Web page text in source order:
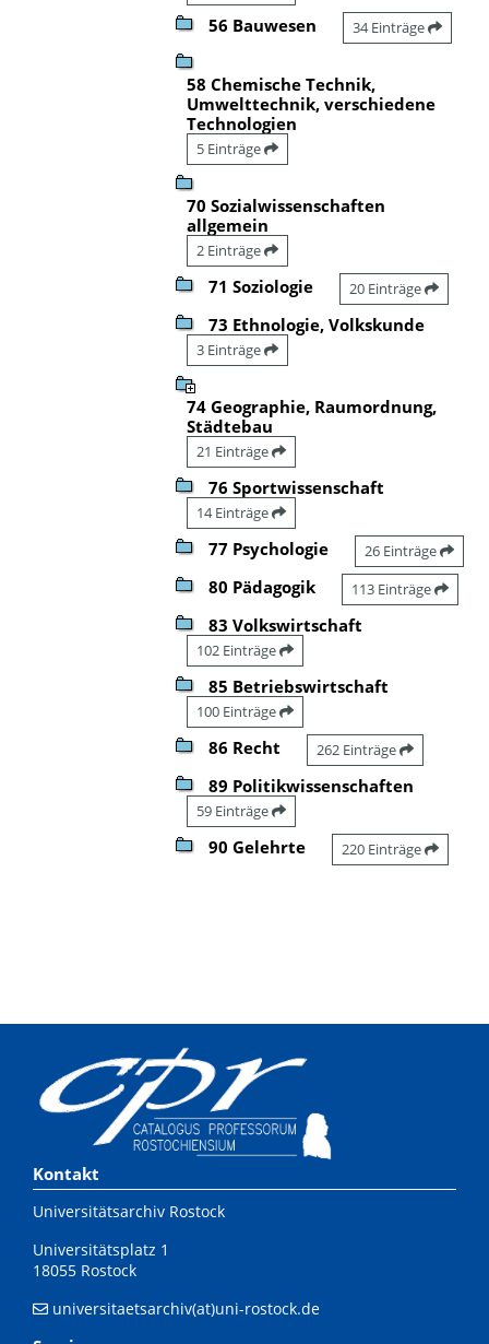
56 Bauwesen 34 Einträge
58 Chemische Technik,
Umwelttechnik, verschiedene
Technologien
5 Einträge
70 Sozialwissenschaften
allgemein
2 Einträge
71 Soziologie 20 Einträge
73 Ethnologie, Volkskunde
3 Einträge
74 Geographie, Raumordnung,
Städtebau
21 Einträge
76 Sportwissenschaft
14 Einträge
77 Psychologie 26 Einträge
80 Pädagogik 113 Einträge
83 Volkswirtschaft
102 Einträge
85 Betriebswirtschaft
100 Einträge
86 Recht 262 Einträge
89 Politikwissenschaften
59 Einträge
90 Gelehrte 220 Einträge
Kontakt
Universitätsarchiv Rostock
Universitätsplatz 1
18055 Rostock
universitaetsarchiv(at)uni-rostock.de